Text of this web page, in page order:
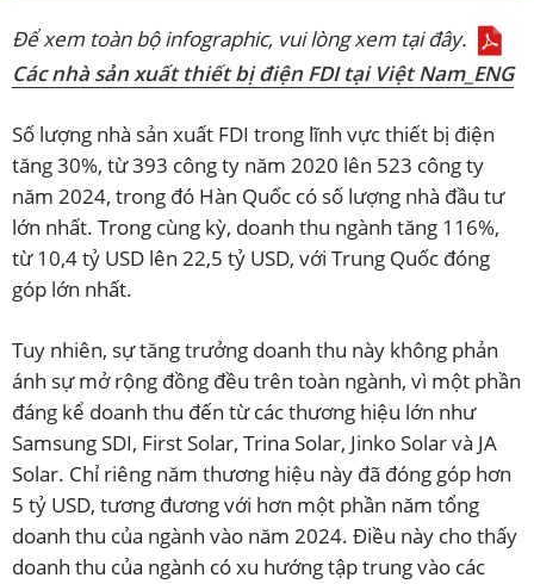
Để xem toàn bộ infographic, vui lòng xem tại đây.
Các nhà sản xuất thiết bị điện FDI tại Việt Nam_ENG
Số lượng nhà sản xuất FDI trong lĩnh vực thiết bị điện
tăng 30%, từ 393 công ty năm 2020 lên 523 công ty
năm 2024, trong đó Hàn Quốc có số lượng nhà đầu tư
lớn nhất. Trong cùng kỳ, doanh thu ngành tăng 116%,
từ 10,4 tỷ USD lên 22,5 tỷ USD, với Trung Quốc đóng
góp lớn nhất.
Tuy nhiên, sự tăng trưởng doanh thu này không phản
ánh sự mở rộng đồng đều trên toàn ngành, vì một phần
đáng kể doanh thu đến từ các thương hiệu lớn như
Samsung SDI, First Solar, Trina Solar, Jinko Solar và JA
Solar. Chỉ riêng năm thương hiệu này đã đóng góp hơn
5 tỷ USD, tương đương với hơn một phần năm tổng
doanh thu của ngành vào năm 2024. Điều này cho thấy
doanh thu của ngành có xu hướng tập trung vào các